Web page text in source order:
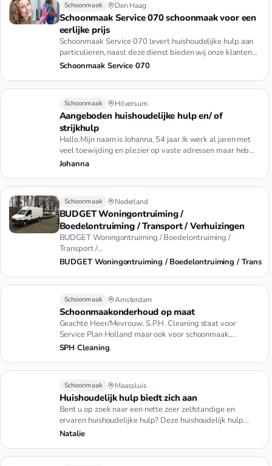
Schoonmaak Den Haag
Schoonmaak Service 070 schoonmaak voor een
eerlijke prijs
Schoonmaak Service 070 levert huishoudelijke hulp aan
particulieren, naast deze dienst bieden wij onze klanten
ook een s…
Schoonmaak Service 070
Schoonmaak Hilversum
Aangeboden huishoudelijke hulp en/ of
strijkhulp
Hallo.Mijn naam is Johanna, 54 jaar.Ik werk al jaren met
veel toewijding en plezier op vaste adressen maar heb
nog tijd …
Johanna
Schoonmaak Nederland
BUDGET Woningontruiming /
Boedelontruiming / Transport / Verhuizingen
BUDGET Woningontruiming / Boedelontruiming /
Transport /
BUDGET Woningontruiming / Boedelontruiming / Trans
Schoonmaak Amsterdam
Schoonmaakonderhoud op maat
Geachte Heer/Mevrouw, S.P.H. Cleaning staat voor
Service Plan Holland maar ook voor schoonmaak,
kwaliteit en dienstverle…
SPH Cleaning
Schoonmaak Maassluis
Huishoudelijk hulp biedt zich aan
Bent u op zoek naar een nette zeer zelfstandige en
ervaren huishoudelijke hulp? Deze huishoudelijk hulp
heeft nog tijd o…
Natalie